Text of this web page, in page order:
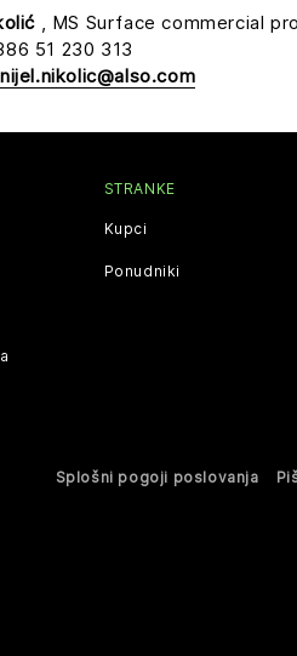
, MS Surface commercial
51 230 313
STRANKE
Kupci
Ponudniki
Splošni pogoji poslovanja